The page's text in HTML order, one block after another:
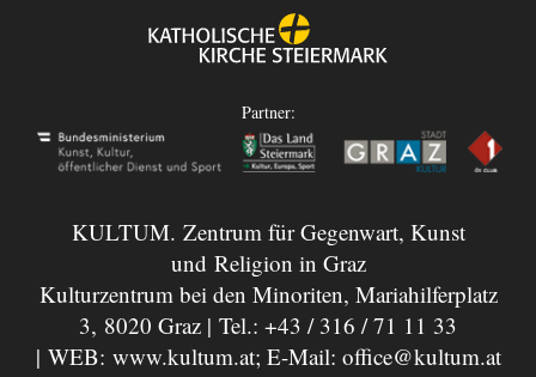
Partner:
KULTUM. Zentrum für Gegenwart, Kunst
und Religion in Graz
Kulturzentrum bei den Minoriten, Mariahilferplatz
3, 8020 Graz | Tel.: +43 / 316 / 71 11 33
| WEB: www.kultum.at; E-Mail: office@kultum.at